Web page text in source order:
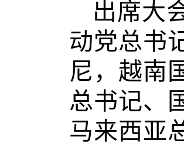
出席大
动党总书
尼，越南
总书记、
马来西亚